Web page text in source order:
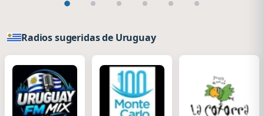
Radios sugeridas de Uruguay